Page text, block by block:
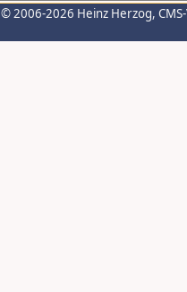
© 2006-2026 Heinz Herzog,